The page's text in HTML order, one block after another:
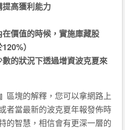
高獲利能力
價值的時候，實施庫藏股
）
的狀況下透過增資波克夏來
區塊的解釋，您可以拿網路上
者當最新的波克夏年報發佈時
的智慧，相信會有更深一層的